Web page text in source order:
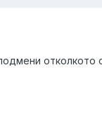
отколкото